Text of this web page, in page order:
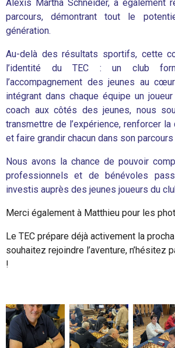
Alexis Martha Schneider, a également
parcours, démontrant tout le
génération.
Au-delà des résultats sportifs, cette
l’identité du TEC : un club
l’accompagnement des jeunes au
intégrant dans chaque équipe un
coach aux côtés des jeunes, nous
transmettre de l’expérience, renforcer
et faire grandir chacun dans son parcours
Nous avons la chance de pouvoir
professionnels et de bénévoles
investis auprès des jeunes joueurs du
Merci également à Matthieu pour les
Le TEC prépare déjà activement la
souhaitez rejoindre l’aventure, n’hésitez
!